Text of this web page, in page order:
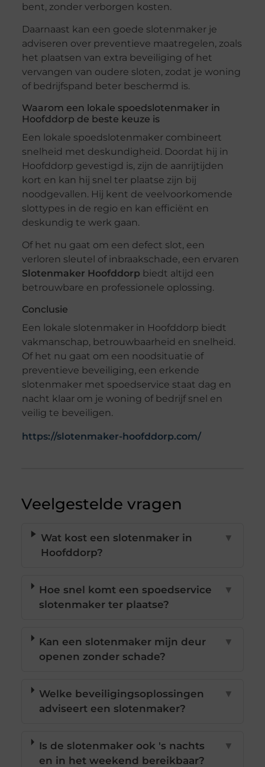
bent, zonder verborgen kosten.
Daarnaast kan een goede slotenmaker je
adviseren over preventieve maatregelen, zoals
het plaatsen van extra beveiliging of het
vervangen van oudere sloten, zodat je woning
of bedrijfspand beter beschermd is.
Waarom een lokale spoedslotenmaker in
Hoofddorp de beste keuze is
Een lokale spoedslotenmaker combineert
snelheid met deskundigheid. Doordat hij in
Hoofddorp gevestigd is, zijn de aanrijtijden
kort en kan hij snel ter plaatse zijn bij
noodgevallen. Hij kent de veelvoorkomende
slottypes in de regio en kan efficiënt en
deskundig te werk gaan.
Of het nu gaat om een defect slot, een
verloren sleutel of inbraakschade, een ervaren
Slotenmaker Hoofddorp biedt altijd een
betrouwbare en professionele oplossing.
Conclusie
Een lokale slotenmaker in Hoofddorp biedt
vakmanschap, betrouwbaarheid en snelheid.
Of het nu gaat om een noodsituatie of
preventieve beveiliging, een erkende
slotenmaker met spoedservice staat dag en
nacht klaar om je woning of bedrijf snel en
veilig te beveiligen.
https://slotenmaker-hoofddorp.com/
Veelgestelde vragen
Wat kost een slotenmaker in
Hoofddorp?
▼
Hoe snel komt een spoedservice
slotenmaker ter plaatse?
▼
Kan een slotenmaker mijn deur
openen zonder schade?
▼
Welke beveiligingsoplossingen
adviseert een slotenmaker?
▼
Is de slotenmaker ook 's nachts
en in het weekend bereikbaar?
▼